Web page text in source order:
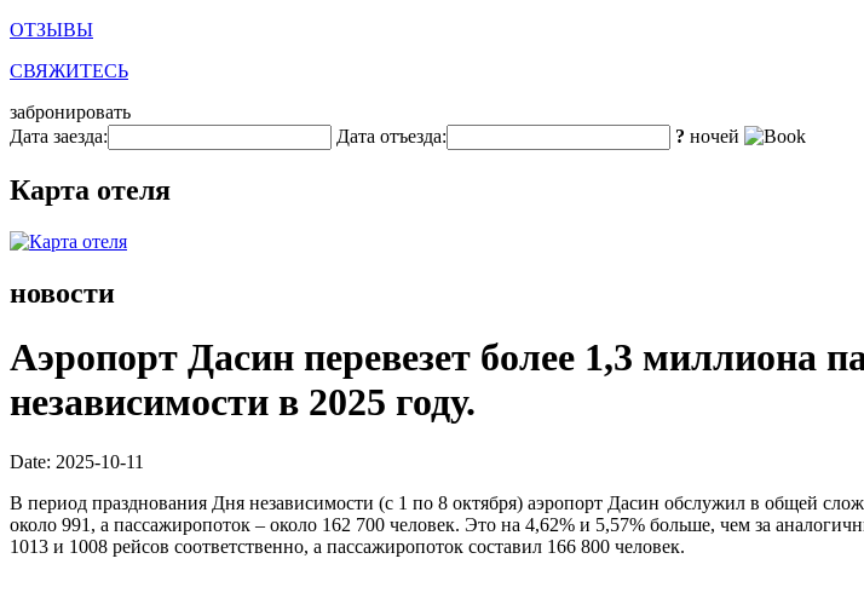
ОТЗЫВЫ
СВЯЖИТЕСЬ
забронировать
Дата заезда:
Дата отъезда: ? ночей
Карта отеля
новости
Аэропорт Дасин перевезет более 1,3 миллиона
независимости в 2025 году.
Date: 2025-10-11
В период празднования Дня независимости (с 1 по 8 октября) аэропорт Дасин обслужил в общей
около 991, а пассажиропоток – около 162 700 человек. Это на 4,62% и 5,57% больше, чем за
1013 и 1008 рейсов соответственно, а пассажиропоток составил 166 800 человек.